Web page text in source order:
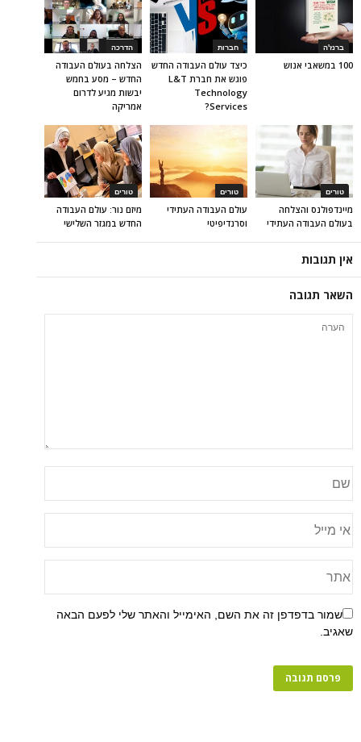
הדרכה
הצלחה בעולם העבודה
החדש – מסע בחמש
יבשות מגיע לדרום
אמריקה
חברות
כיצד עולם העבודה החדש
פוגש את חברת L&T
Technology
Services?
ברנז'ה
100 במשאבי אנוש
טורים
מיזם נור: עולם העבודה
החדש במגזר השלישי
טורים
עולם העבודה העתידי
וסרנדיפיטי
טורים
מיינדפולנס והצלחה
בעולם העבודה העתידי
אין תגובות
השאר תגובה
שמור בדפדפן זה את השם, האימייל והאתר שלי לפעם הבאה
שאגיב.